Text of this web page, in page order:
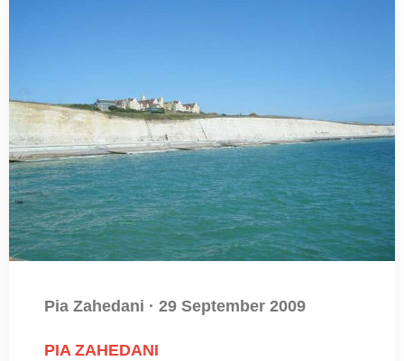
Pia Zahedani · 29 September 2009
PIA ZAHEDANI